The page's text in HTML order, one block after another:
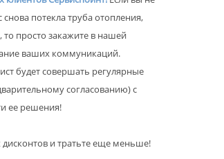
потекла труба отопления,
просто закажите в нашей
ваших коммуникаций.
будет совершать регулярные
согласованию) с
ее решения!
и тратьте еще меньше!